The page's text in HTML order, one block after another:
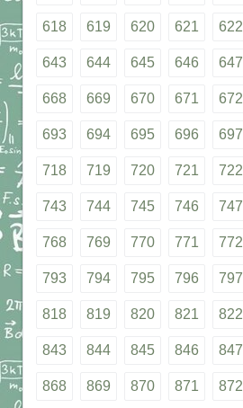
618 619 620 621 622
643 644 645 646 647
668 669 670 671 672
693 694 695 696 697
718 719 720 721 722
743 744 745 746 747
768 769 770 771 772
793 794 795 796 797
818 819 820 821 822
843 844 845 846 847
868 869 870 871 872